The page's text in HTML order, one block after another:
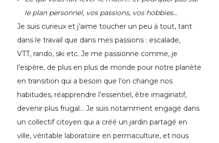
le plan personnel, vos passions, vos hobbies…
Je suis curieux et j’aime toucher un peu à tout, tant
dans le travail que dans mes passions : escalade,
VTT, rando, ski etc. Je me passionne comme, je
l’espère, de plus en plus de monde pour notre planète
en transition qui a besoin que l’on change nos
habitudes, réapprendre l’essentiel, être imaginatif,
devenir plus frugal… Je suis notamment engagé dans
un collectif citoyen qui a créé un jardin partagé en
ville, véritable laboratoire en permaculture, et nous